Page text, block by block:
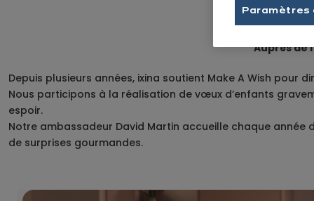
Auprès de
Depuis plusieurs années, ixina soutient Make A Wish pour
Nous participons à la réalisation de vœux d’enfants
espoir.
Notre ambassadeur David Martin accueille chaque année
de surprises gourmandes.
Paramètres